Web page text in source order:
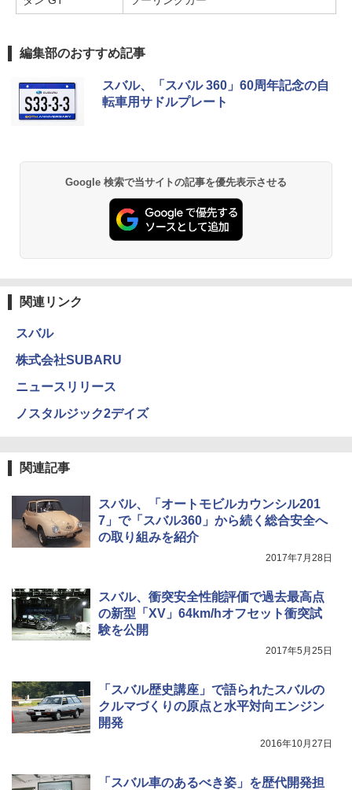
編集部のおすすめ記事
スバル、「スバル 360」60周年記念の自
転車用サドルプレート
Google 検索で当サイトの記事を優先表示させる
関連リンク
スバル
株式会社SUBARU
ニュースリリース
ノスタルジック2デイズ
関連記事
スバル、「オートモビルカウンシル201
7」で「スバル360」から続く総合安全へ
の取り組みを紹介
2017年7月28日
スバル、衝突安全性能評価で過去最高点
の新型「XV」64km/hオフセット衝突試
験を公開
2017年5月25日
「スバル歴史講座」で語られたスバルの
クルマづくりの原点と水平対向エンジン
開発
2016年10月27日
「スバル車のあるべき姿」を歴代開発担